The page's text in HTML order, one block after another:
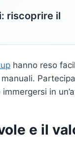
riscoprire il
hanno reso
in
e il